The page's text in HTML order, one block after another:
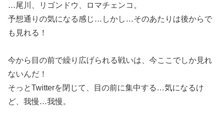
…尾川、リゴンドウ、ロマチェンコ。
予想通りの気になる感じ…しかし…そのあたりは後からで
も見れる！
今から目の前で繰り広げられる戦いは、今ここでしか見れ
ないんだ！
そっとTwitterを閉じて、目の前に集中する…気になるけ
ど、我慢…我慢。